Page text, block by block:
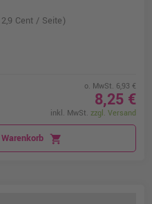
Cent / Seite)
o. MwSt. 6,93 €
8,25 €
inkl. MwSt. zzgl. Versand
shopping_cart